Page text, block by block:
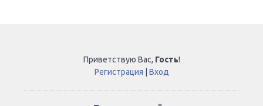
Приветствую Вас, Гость!
Регистрация
Вход